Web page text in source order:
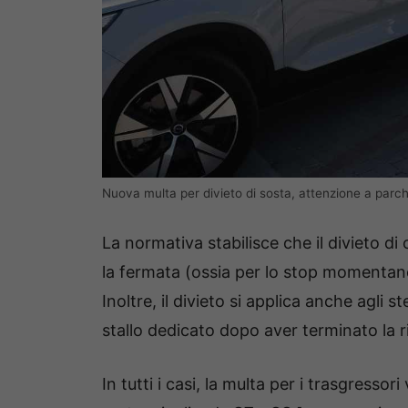
Nuova multa per divieto di sosta, attenzione a
La normativa stabilisce che il divieto
la fermata (ossia per lo stop
Inoltre, il divieto si applica anche agli
stallo dedicato dopo aver terminato la
In tutti i casi, la multa per i